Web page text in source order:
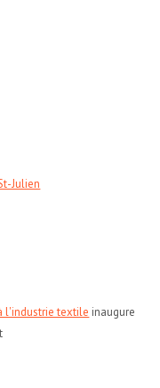
Julien
l'industrie textile inaugure